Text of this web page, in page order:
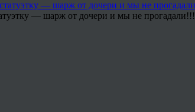
— шарж от дочери и мы не прогадали!!!